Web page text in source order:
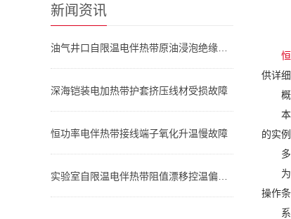
新闻资讯
深海铠装电加热带护套挤压线材受损故障
恒功率电伴热带接线端子氧化升温慢故障
供详
的实
操作